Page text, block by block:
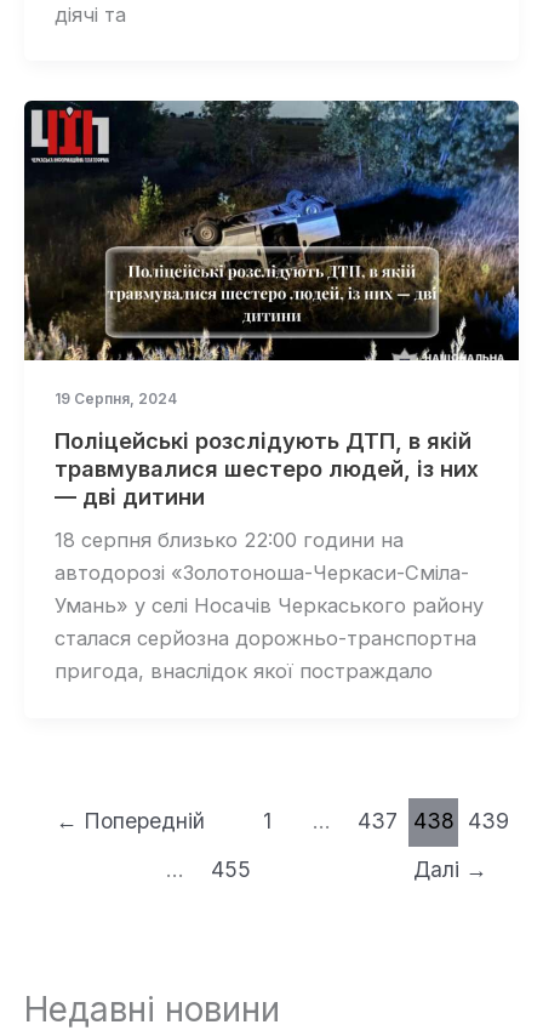
діячі та
19 Серпня, 2024
Поліцейські розслідують ДТП, в якій
травмувалися шестеро людей, із них
— дві дитини
18 серпня близько 22:00 години на
автодорозі «Золотоноша-Черкаси-Сміла-
Умань» у селі Носачів Черкаського району
сталася серйозна дорожньо-транспортна
пригода, внаслідок якої постраждало
← Попередній 1 … 437 438
439
…
455 Далі →
Недавні новини